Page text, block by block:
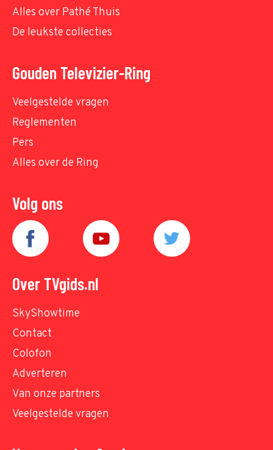
Alles over Pathé Thuis
De leukste collecties
Gouden Televizier-Ring
Veelgestelde vragen
Reglementen
Pers
Alles over de Ring
Volg ons
Over TVgids.nl
SkyShowtime
Contact
Colofon
Adverteren
Van onze partners
Veelgestelde vragen